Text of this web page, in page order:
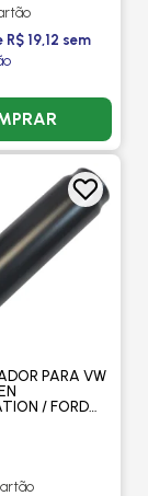
R$ 19,12 sem
PARA VW
/ FORD